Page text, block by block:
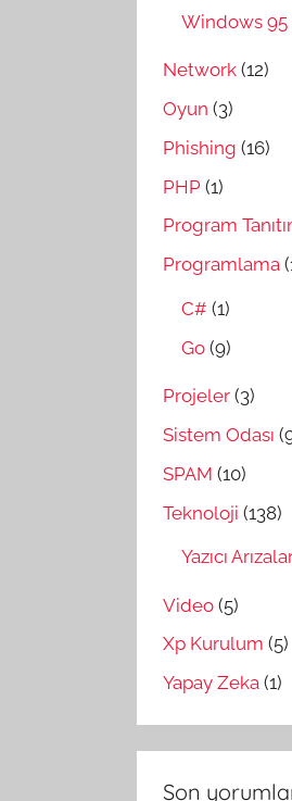
Windows 95
Network (12)
Oyun (3)
Phishing (16)
PHP (1)
Program
Programlama
C# (1)
Go (9)
Projeler (3)
Sistem Odası
SPAM (10)
Teknoloji (138)
Yazıcı
Video (5)
Xp Kurulum (5)
Yapay Zeka (1)
Son